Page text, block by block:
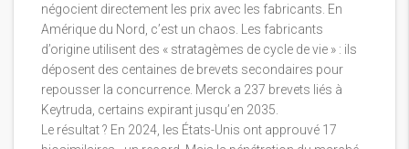
négocient directement les prix avec les fabricants. En
Amérique du Nord, c’est un chaos. Les fabricants
d’origine utilisent des « stratagèmes de cycle de vie » : ils
déposent des centaines de brevets secondaires pour
repousser la concurrence. Merck a 237 brevets liés à
Keytruda, certains expirant jusqu’en 2035.
Le résultat ? En 2024, les États-Unis ont approuvé 17